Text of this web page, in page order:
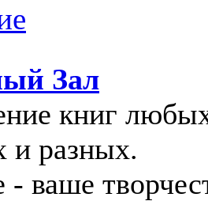
Зал
книг
и разных.
- ваше